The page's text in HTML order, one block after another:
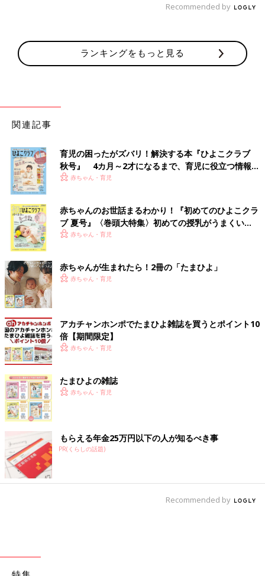
Recommended by
ランキングをもっと見る
関連記事
育児の困ったがズバリ！解決する本『ひよこクラブ
秋号』 4カ月～2才になるまで、育児に役立つ情報が
いっぱい！
赤ちゃん・育児
赤ちゃんのお世話まるわかり！『初めてのひよこクラ
ブ 夏号』〈巻頭大特集〉初めての授乳がうまくい
く！ おっぱい・ミルクの基本と夏のトラブル 解決テ
赤ちゃん・育児
赤ちゃんが生まれたら！2冊の「たまひよ」
赤ちゃん・育児
アカチャンホンポでたまひよ雑誌を買うとポイント10
倍【期間限定】
赤ちゃん・育児
たまひよの雑誌
赤ちゃん・育児
もらえる年金25万円以下の人が知るべき事
PR(くらしの話題)
Recommended by